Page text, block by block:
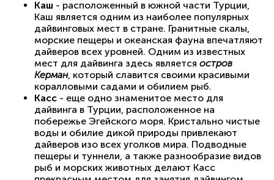
Каш - расположенный в южной части Турции,
Каш является одним из наиболее популярных
дайвинговых мест в стране. Гранитные скалы,
морские пещеры и океанская фауна впечатляют
дайверов всех уровней. Одним из известных
мест для дайвинга здесь является остров
Керман, который славится своими красивыми
коралловыми садами и обилием рыб.
Касс - еще одно знаменитое место для
дайвинга в Турции, расположенное на
побережье Эгейского моря. Кристально чистые
воды и обилие дикой природы привлекают
дайверов изо всех уголков мира. Подводные
пещеры и туннели, а также разнообразие видов
рыб и морских животных делают Касс